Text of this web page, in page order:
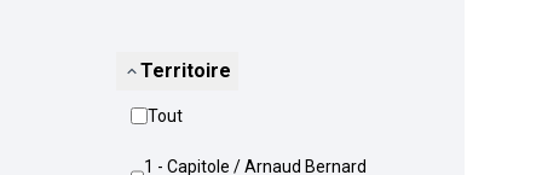
Territoire
Tout
1 - Capitole / Arnaud Bernard